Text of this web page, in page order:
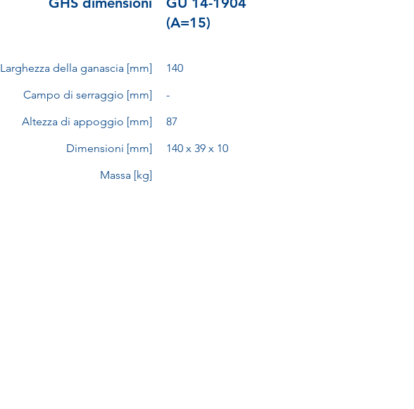
(A=15)
Larghezza della ganascia [mm]
Campo di serraggio [mm]
Altezza di appoggio [mm]
Dimensioni [mm]
Massa [kg]
140
-
87
140 x 39 x 10